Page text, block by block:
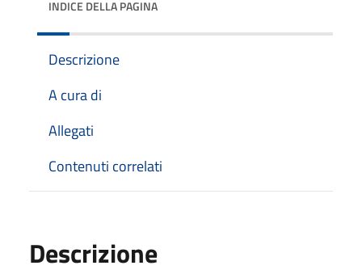
INDICE DELLA PAGINA
Descrizione
A cura di
Allegati
Contenuti correlati
Descrizione